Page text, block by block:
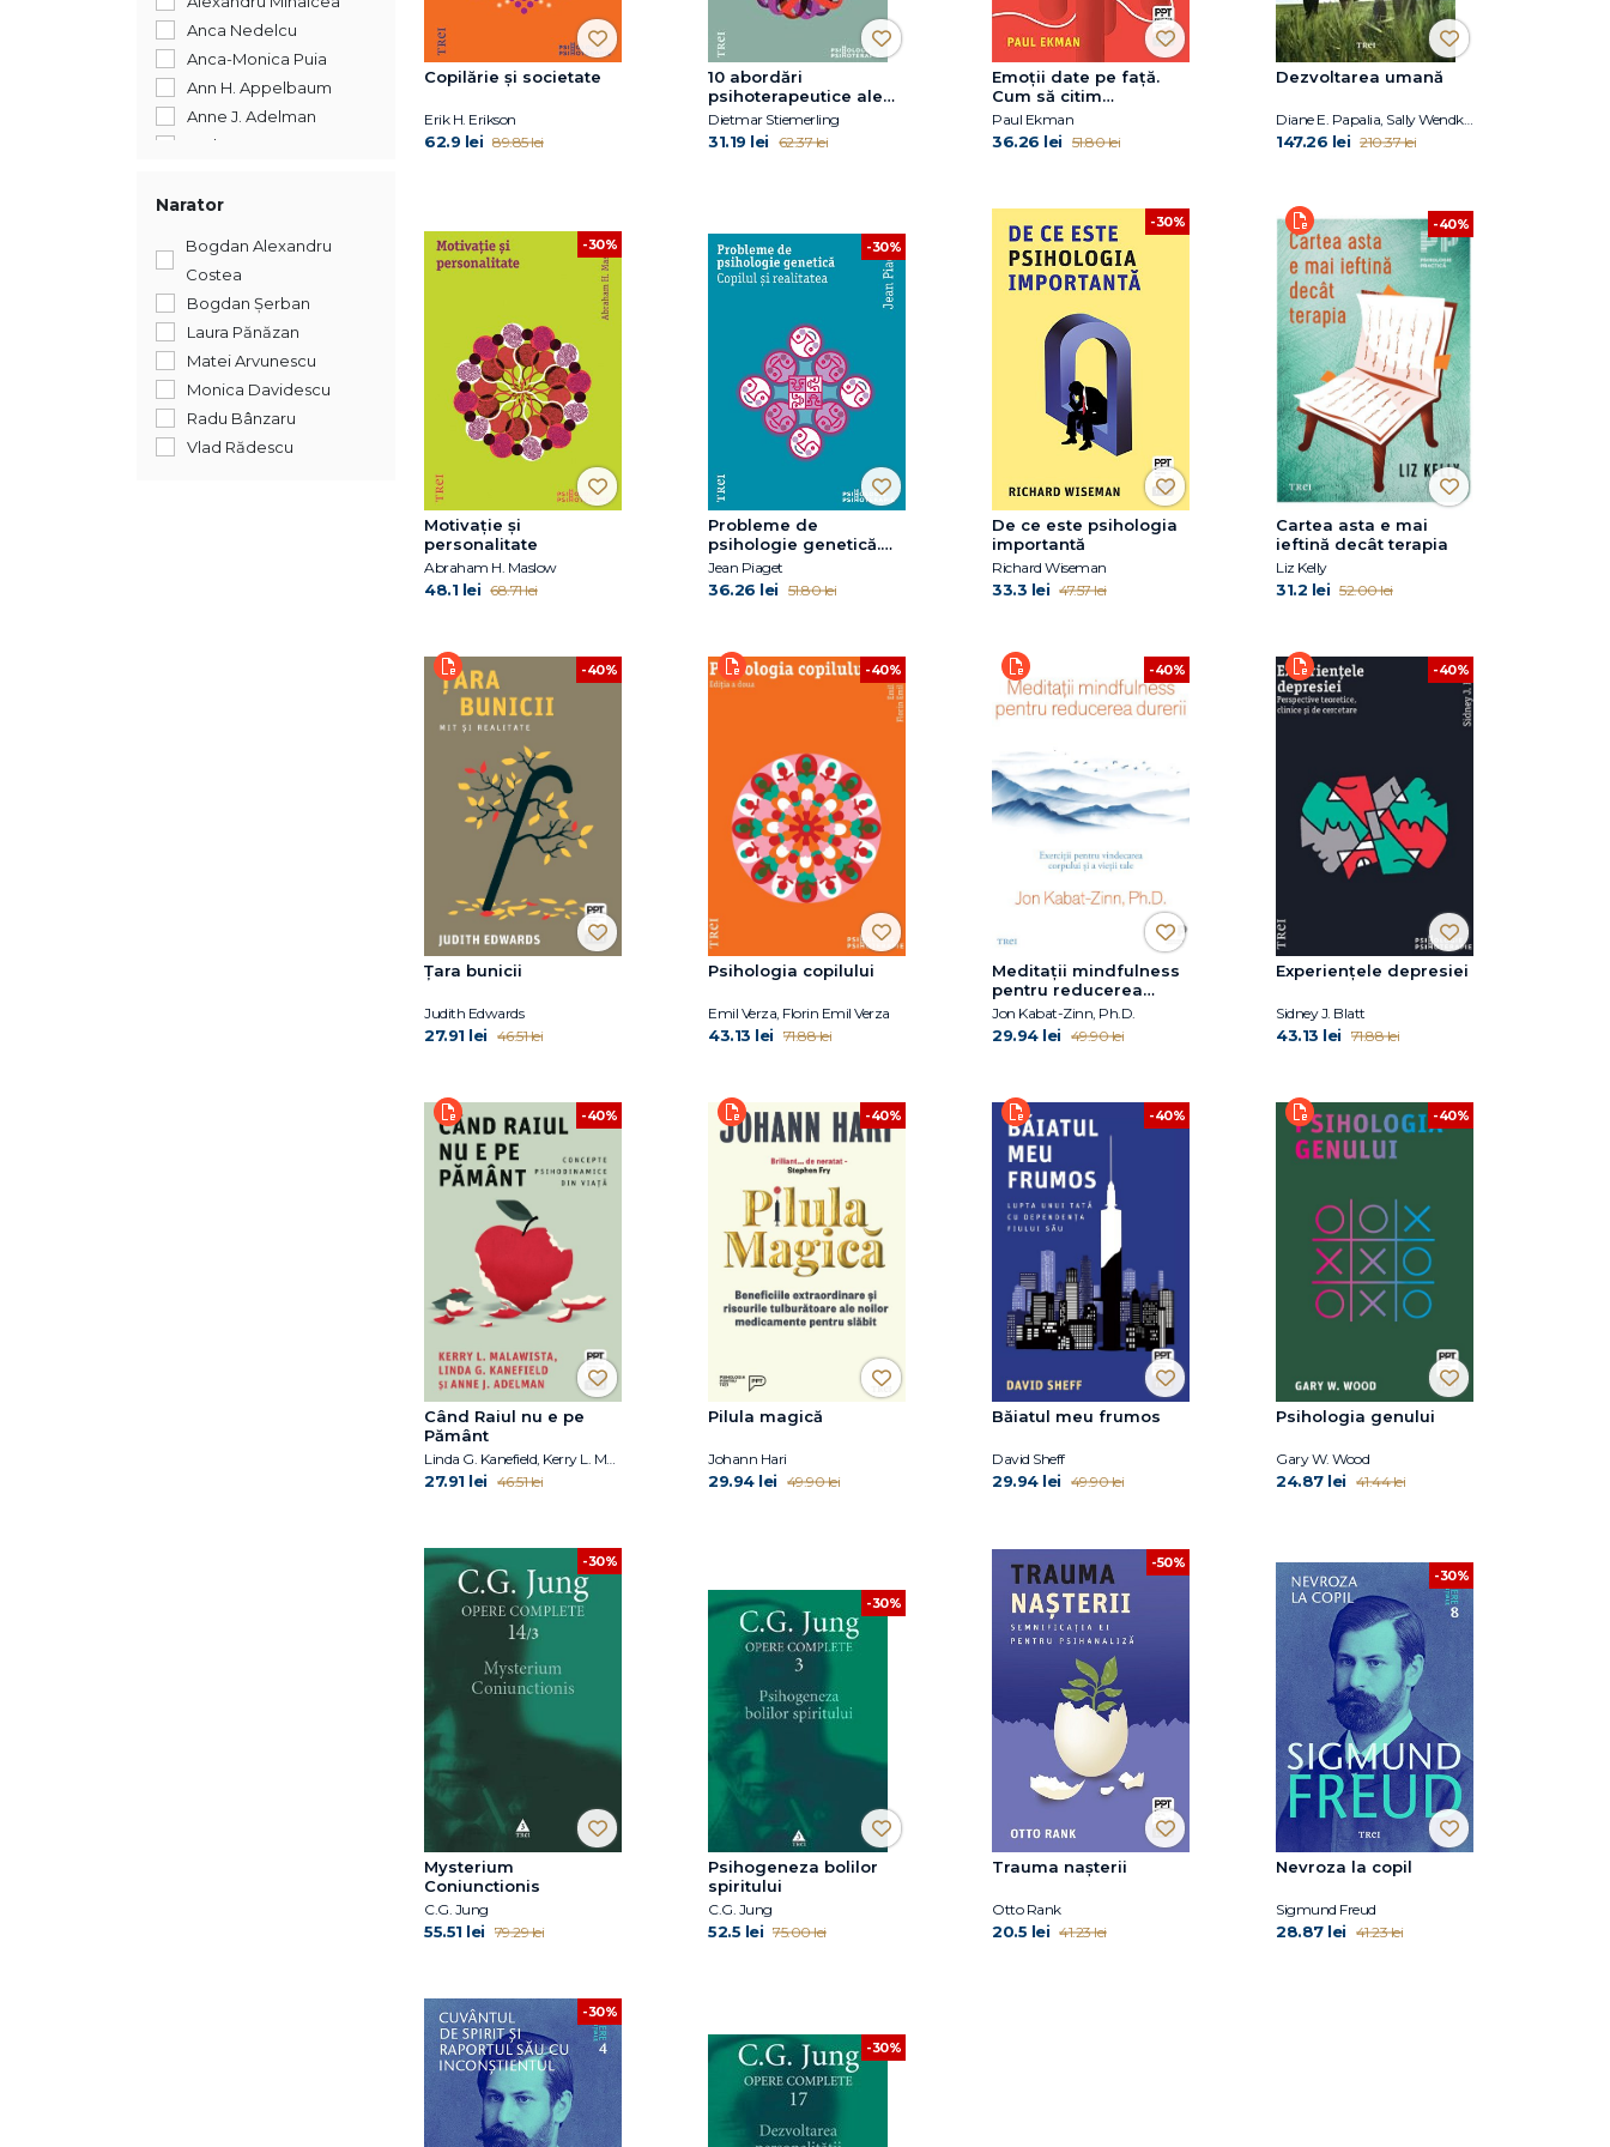
Anca Nedelcu
Anca-Monica Puia
Ann H. Appelbaum
Anne J. Adelman
Anthony W. Bateman
Arthur J. Clark
C.G. Jung
Cherry Potter
Narator
Bogdan Alexandru
Costea
Bogdan Șerban
Laura Pănăzan
Matei Arvunescu
Monica Davidescu
Radu Bânzaru
Vlad Rădescu
Copilărie şi societate
Erik H. Erikson
62.9 lei 89.85 lei
10 abordări
psihoterapeutice ale
depresiei
Dietmar Stiemerling
31.19 lei 62.37 lei
Emoţii date pe faţă.
Cum să citim
sentimentele de pe
chipul uman
Paul Ekman
36.26 lei 51.80 lei
Dezvoltarea umană
Diane E. Papalia, Sally Wendkos Olds, Ruth Duskin Feldman
147.26 lei 210.37 lei
-30%
Motivaţie şi
personalitate
Abraham H. Maslow
48.1 lei 68.71 lei
-30%
Probleme de
psihologie genetică.
Copilul și realitatea
Jean Piaget
36.26 lei 51.80 lei
-30%
De ce este psihologia
importantă
Richard Wiseman
33.3 lei 47.57 lei
-40%
Cartea asta e mai
ieftină decât terapia
Liz Kelly
31.2 lei 52.00 lei
-40%
Țara bunicii
Judith Edwards
27.91 lei 46.51 lei
-40%
Psihologia copilului
Emil Verza, Florin Emil Verza
43.13 lei 71.88 lei
-40%
Meditații mindfulness
pentru reducerea
durerii
Jon Kabat-Zinn, Ph.D.
29.94 lei 49.90 lei
-40%
Experiențele depresiei
Sidney J. Blatt
43.13 lei 71.88 lei
-40%
Când Raiul nu e pe
Pământ
Linda G. Kanefield, Kerry L. Malawista, Anne J. Adelman
27.91 lei 46.51 lei
-40%
Pilula magică
Johann Hari
29.94 lei 49.90 lei
-40%
Băiatul meu frumos
David Sheff
29.94 lei 49.90 lei
-40%
Psihologia genului
Gary W. Wood
24.87 lei 41.44 lei
-30%
Mysterium
Coniunctionis
C.G. Jung
55.51 lei 79.29 lei
-30%
Psihogeneza bolilor
spiritului
C.G. Jung
52.5 lei 75.00 lei
-50%
Trauma nașterii
Otto Rank
20.5 lei 41.23 lei
-30%
Nevroza la copil
Sigmund Freud
28.87 lei 41.23 lei
-30%
-30%